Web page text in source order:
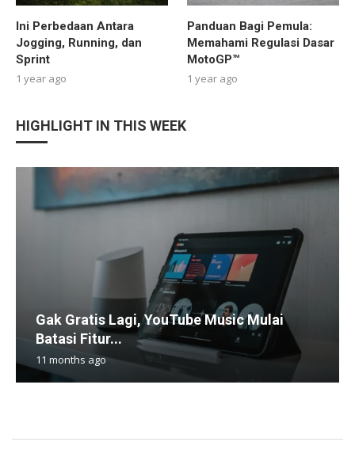
Ini Perbedaan Antara
Jogging, Running, dan
Sprint
1 year ago
Panduan Bagi Pemula:
Memahami Regulasi Dasar
MotoGP™
1 year ago
HIGHLIGHT IN THIS WEEK
Gak Gratis Lagi, YouTube Music Mulai
Batasi Fitur...
11 months ago